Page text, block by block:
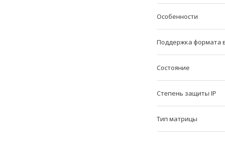
Особенности
Поддержка формата
Состояние
Степень защиты IP
Тип матрицы